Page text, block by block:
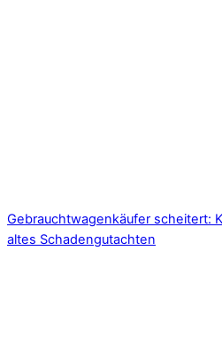
Gebrauchtwagenkäufer scheitert:
altes Schadengutachten